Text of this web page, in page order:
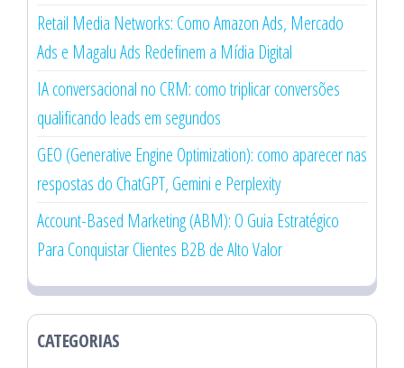
Retail Media Networks: Como Amazon Ads, Mercado
Ads e Magalu Ads Redefinem a Mídia Digital
IA conversacional no CRM: como triplicar conversões
qualificando leads em segundos
GEO (Generative Engine Optimization): como aparecer nas
respostas do ChatGPT, Gemini e Perplexity
Account-Based Marketing (ABM): O Guia Estratégico
Para Conquistar Clientes B2B de Alto Valor
CATEGORIAS